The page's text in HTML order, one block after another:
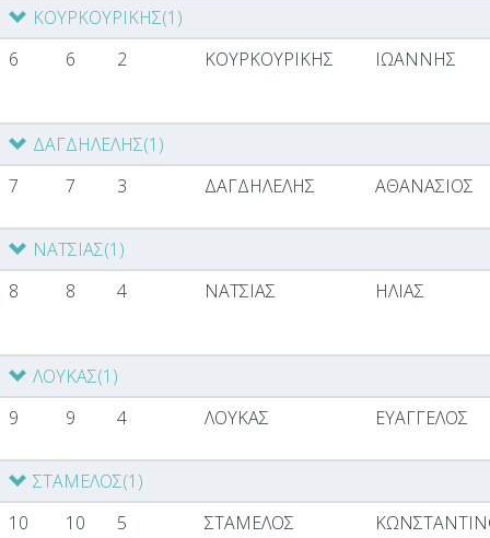
ΚΟΥΡΚΟΥΡΙΚΗΣ(1)
6
6 2 ΚΟΥΡΚΟΥΡΙΚΗΣ ΙΩΑΝΝΗΣ
ΔΑΓΔΗΛΕΛΗΣ(1)
7
7 3 ΔΑΓΔΗΛΕΛΗΣ ΑΘΑΝΑΣΙΟΣ
ΝΑΤΣΙΑΣ(1)
8
8 4 ΝΑΤΣΙΑΣ ΗΛΙΑΣ
ΛΟΥΚΑΣ(1)
9
9 4 ΛΟΥΚΑΣ ΕΥΑΓΓΕΛΟΣ
ΣΤΑΜΕΛΟΣ(1)
10
10 5 ΣΤΑΜΕΛΟΣ